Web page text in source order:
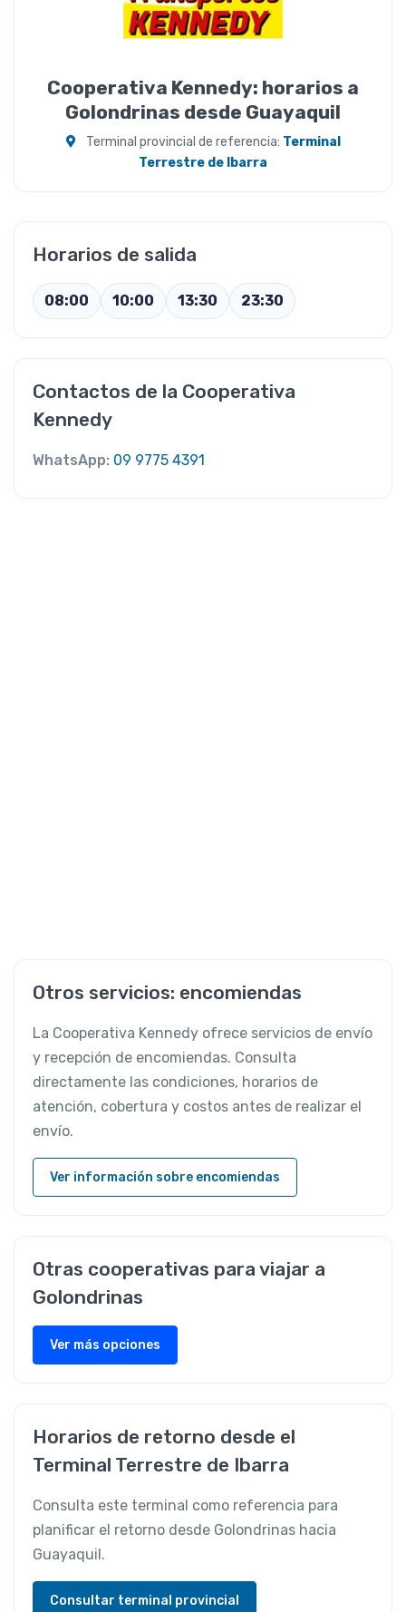
Cooperativa Kennedy: horarios a
Golondrinas desde Guayaquil
Terminal provincial de referencia: Terminal
Terrestre de Ibarra
Horarios de salida
08:00 10:00 13:30 23:30
Contactos de la Cooperativa
Kennedy
WhatsApp: 09 9775 4391
Otros servicios: encomiendas
La Cooperativa Kennedy ofrece servicios de envío
y recepción de encomiendas. Consulta
directamente las condiciones, horarios de
atención, cobertura y costos antes de realizar el
envío.
Ver información sobre encomiendas
Otras cooperativas para viajar a
Golondrinas
Ver más opciones
Horarios de retorno desde el
Terminal Terrestre de Ibarra
Consulta este terminal como referencia para
planificar el retorno desde Golondrinas hacia
Guayaquil.
Consultar terminal provincial